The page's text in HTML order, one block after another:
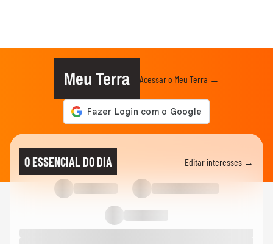
Meu Terra Acessar o Meu Terra →
O ESSENCIAL DO DIA Editar interesses →